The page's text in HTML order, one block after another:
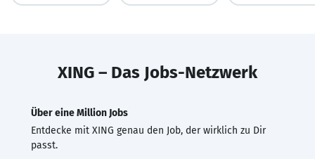
XING – Das Jobs-Netzwerk
Über eine Million Jobs
Entdecke mit XING genau den Job, der wirklich zu Dir
passt.